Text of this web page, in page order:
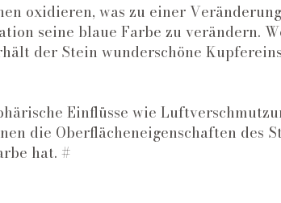
oxidieren, was zu einer
seine blaue Farbe zu verändern.
der Stein wunderschöne
Einflüsse wie
die Oberflächeneigenschaften des
hat. #